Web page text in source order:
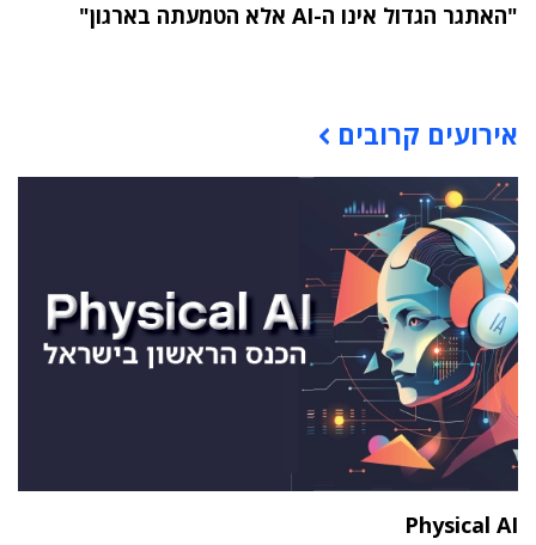
"האתגר הגדול אינו ה-AI אלא הטמעתה בארגון"
אירועים קרובים
Physical AI